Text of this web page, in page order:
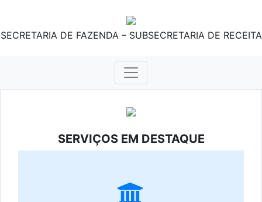
SECRETARIA DE FAZENDA – SUBSECRETARIA DE RECEITA
SERVIÇOS EM DESTAQUE